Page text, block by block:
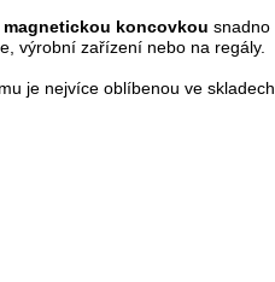
magnetickou koncovkou snadno
výrobní zařízení nebo na regály.
je nejvíce oblíbenou ve skladech